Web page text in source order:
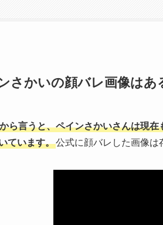
さかいの顔バレ画像はあ
ら言うと、ペインさかいさんは現
ています。公式に顔バレした画像は